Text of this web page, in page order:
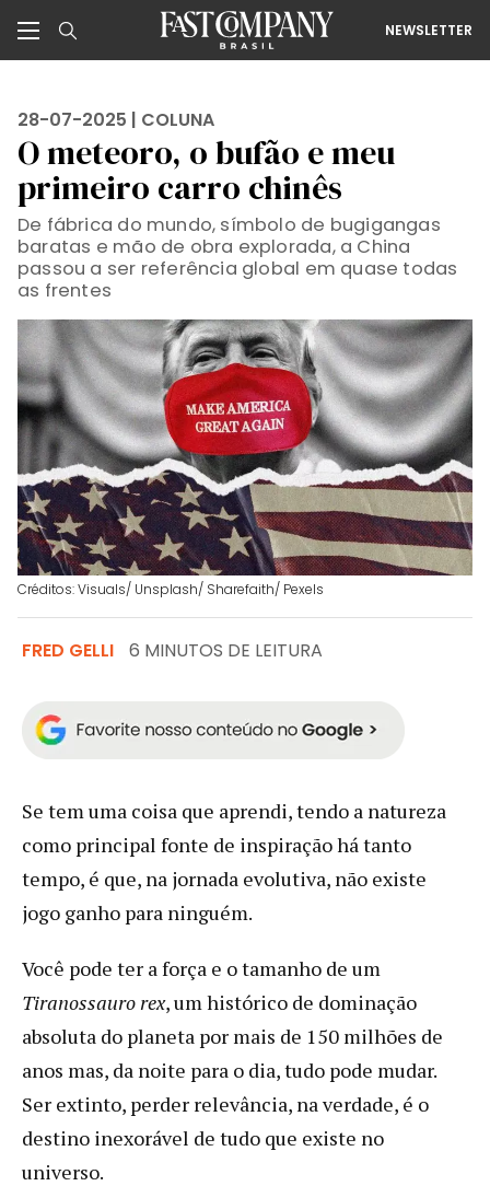
NEWSLETTER
28-07-2025 | COLUNA
O meteoro, o bufão e meu
primeiro carro chinês
De fábrica do mundo, símbolo de bugigangas
baratas e mão de obra explorada, a China
passou a ser referência global em quase todas
as frentes
Créditos: Visuals/ Unsplash/ Sharefaith/ Pexels
FRED GELLI 6 MINUTOS DE LEITURA
Se tem uma coisa que aprendi, tendo a natureza
como principal fonte de inspiração há tanto
tempo, é que, na jornada evolutiva, não existe
jogo ganho para ninguém.
Você pode ter a força e o tamanho de um
Tiranossauro rex, um histórico de dominação
absoluta do planeta por mais de 150 milhões de
anos mas, da noite para o dia, tudo pode mudar.
Ser extinto, perder relevância, na verdade, é o
destino inexorável de tudo que existe no
universo.